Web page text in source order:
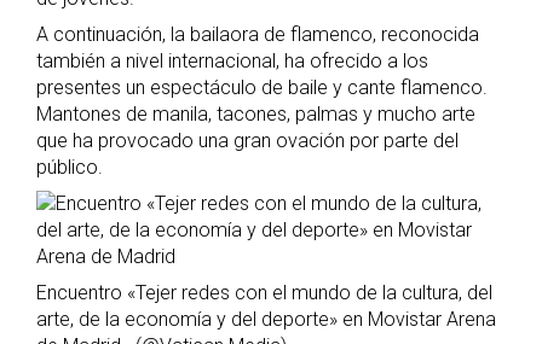
A continuación, la bailaora de flamenco, reconocida
también a nivel internacional, ha ofrecido a los
presentes un espectáculo de baile y cante flamenco.
Mantones de manila, tacones, palmas y mucho arte
que ha provocado una gran ovación por parte del
público.
Encuentro «Tejer redes con el mundo de la cultura, del
arte, de la economía y del deporte» en Movistar Arena